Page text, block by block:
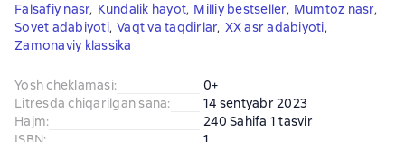
Falsafiy nasr, Kundalik hayot, Milliy bestseller, Mumtoz nasr,
Sovet adabiyoti, Vaqt va taqdirlar, XX asr adabiyoti,
Zamonaviy klassika
Yosh cheklamasi:
0+
Litresda chiqarilgan sana:
14 sentyabr 2023
Hajm:
240 Sahifa 1 tasvir